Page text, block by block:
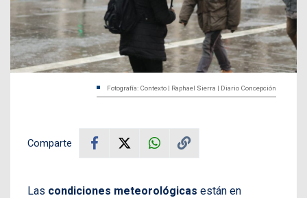
Fotografía: Contexto | Raphael Sierra | Diario Concepción
Comparte
Las condiciones meteorológicas están en